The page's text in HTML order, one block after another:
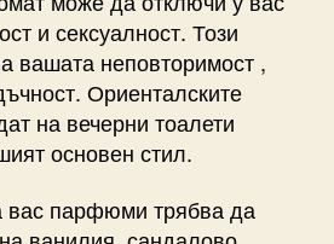
и сексуалност. Този
вашата неповторимост ,
Ориенталските
на вечерни тоалети
основен стил.
вас парфюми трябва да